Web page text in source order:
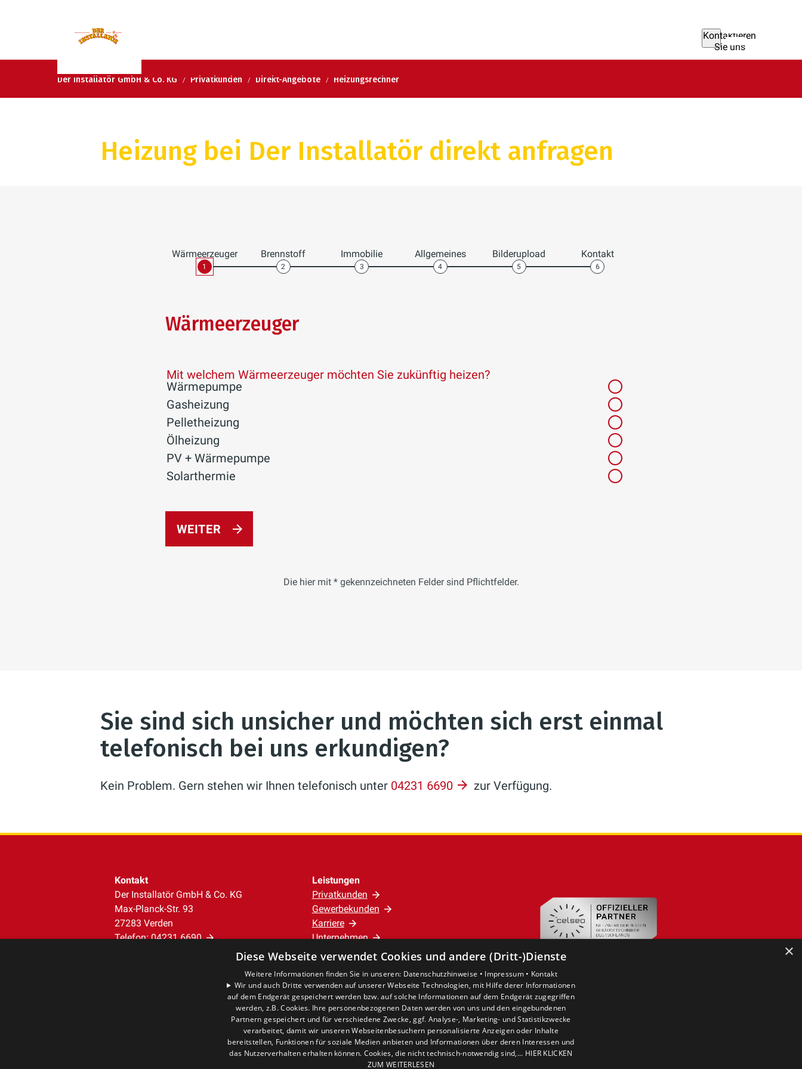
Kontaktieren
Sie uns
Der Installatör GmbH & Co. KG Privatkunden Direkt-Angebote Heizungsrechner
Heizung bei Der Installatör direkt anfragen
Wärmeerzeuger
1
Brennstoff
2
Immobilie
3
Allgemeines
4
Bilderupload
5
Kontakt
6
Wärmeerzeuger
Mit welchem Wärmeerzeuger möchten Sie zukünftig heizen?
Wärmepumpe
Gasheizung
Pelletheizung
Ölheizung
PV + Wärmepumpe
Solarthermie
WEITER
Die hier mit * gekennzeichneten Felder sind Pflichtfelder.
Sie sind sich unsicher und möchten sich erst einmal
telefonisch bei uns erkundigen?
Kein Problem. Gern stehen wir Ihnen telefonisch unter 04231 6690 zur Verfügung.
Kontakt
Der Installatör GmbH & Co. KG
Max-Planck-Str. 93
27283 Verden
Telefon:04231 6690
Leistungen
Privatkunden
Gewerbekunden
Karriere
Unternehmen
Standort
Verden
×
Diese Webseite verwendet Cookies und andere (Dritt-)Dienste
Weitere Informationen finden Sie in unseren: Datenschutzhinweise • Impressum • Kontakt
Wir und auch Dritte verwenden auf unserer Webseite Technologien, mit Hilfe derer Informationen
auf dem Endgerät gespeichert werden bzw. auf solche Informationen auf dem Endgerät zugegriffen
werden, z.B. Cookies. Ihre personenbezogenen Daten werden von uns und den eingebundenen
Partnern gespeichert und für verschiedene Zwecke, ggf. Analyse-, Marketing- und Statistikzwecke
verarbeitet, damit wir unseren Webseitenbesuchern personalisierte Anzeigen oder Inhalte
bereitstellen, Funktionen für soziale Medien anbieten und Informationen über deren Interessen und
das Nutzerverhalten erhalten können. Cookies, die nicht technisch-notwendig sind,... HIER KLICKEN
ZUM WEITERLESEN